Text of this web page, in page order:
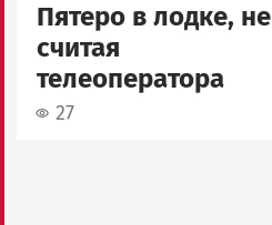
Пятеро в лодке, не
считая
телеоператора
27